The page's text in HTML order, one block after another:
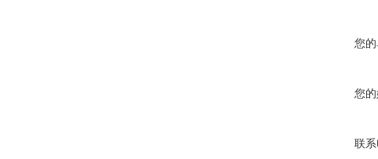
您的
您的
联系